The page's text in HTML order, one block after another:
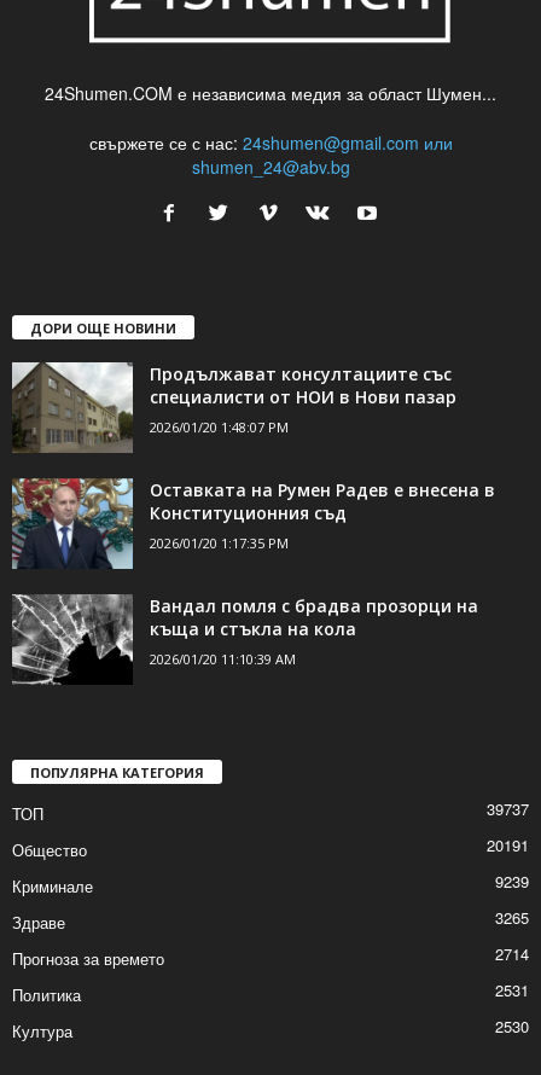
24Shumen.COM е независима медия за област Шумен...
свържете се с нас: 24shumen@gmail.com или
shumen_24@abv.bg
ДОРИ ОЩЕ НОВИНИ
Продължават консултациите със
специалисти от НОИ в Нови пазар
2026/01/20 1:48:07 PM
Оставката на Румен Радев е внесена в
Конституционния съд
2026/01/20 1:17:35 PM
Вандал помля с брадва прозорци на
къща и стъкла на кола
2026/01/20 11:10:39 AM
ПОПУЛЯРНА КАТЕГОРИЯ
ТОП
39737
Общество
20191
Криминале
9239
Здраве
3265
Прогноза за времето
2714
Политика
2531
Култура
2530